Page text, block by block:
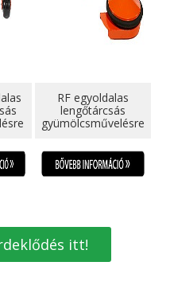
RF egyoldalas
lengőtárcsás
gyümölcsművelésre
itt!